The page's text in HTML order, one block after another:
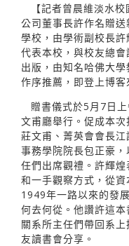
【記者曾晨維淡水
公司董事長許作名贈
學校，由學術副校長
代表本校，與校友總
出版，由知名哈佛大
作序推薦，即登上博客
贈書儀式於5月7日
文甫廳舉行。促成本
莊文甫、菁英會會長
事務學院院長包正豪
任們出席觀禮。許輝
和一手觀察方式，從
1949年一路以來的發
何去何從。他讚許這
關系所主任們帶回系
友讀書會分享。